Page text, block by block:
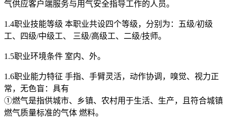
气供应客户端服务与用气安全指导工作的人员。
1.4职业技能等级 本职业共设四个等级，分别为：五级/初级
工、四级/中级工、 三级/高级工、二级/技师。
1.5职业环境条件 室内、外。
1.6职业能力特征 手指、手臂灵活，动作协调，嗅觉、视力正
常，无色盲：具有
①燃气是指供城市、乡镇、农村用于生活、生产，且符合城镇
燃气质量标准的气体 燃料。